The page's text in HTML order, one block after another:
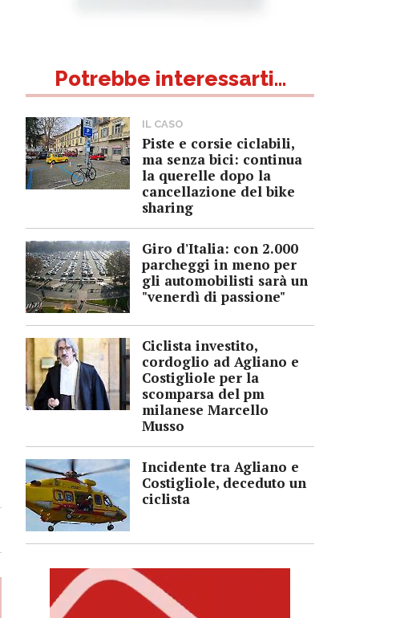
Potrebbe interessarti...
IL CASO
Piste e corsie ciclabili,
ma senza bici: continua
la querelle dopo la
cancellazione del bike
sharing
Giro d'Italia: con 2.000
parcheggi in meno per
gli automobilisti sarà un
"venerdì di passione"
Ciclista investito,
cordoglio ad Agliano e
Costigliole per la
scomparsa del pm
milanese Marcello
Musso
Incidente tra Agliano e
Costigliole, deceduto un
ciclista